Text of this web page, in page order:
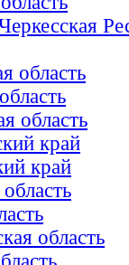
область
область
край
край
область